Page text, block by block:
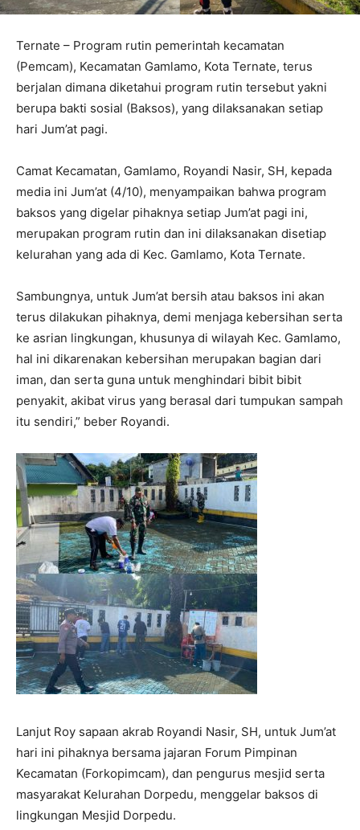
Ternate – Program rutin pemerintah kecamatan
(Pemcam), Kecamatan Gamlamo, Kota Ternate, terus
berjalan dimana diketahui program rutin tersebut yakni
berupa bakti sosial (Baksos), yang dilaksanakan setiap
hari Jum’at pagi.
Camat Kecamatan, Gamlamo, Royandi Nasir, SH, kepada
media ini Jum’at (4/10), menyampaikan bahwa program
baksos yang digelar pihaknya setiap Jum’at pagi ini,
merupakan program rutin dan ini dilaksanakan disetiap
kelurahan yang ada di Kec. Gamlamo, Kota Ternate.
Sambungnya, untuk Jum’at bersih atau baksos ini akan
terus dilakukan pihaknya, demi menjaga kebersihan serta
ke asrian lingkungan, khusunya di wilayah Kec. Gamlamo,
hal ini dikarenakan kebersihan merupakan bagian dari
iman, dan serta guna untuk menghindari bibit bibit
penyakit, akibat virus yang berasal dari tumpukan sampah
itu sendiri,” beber Royandi.
Lanjut Roy sapaan akrab Royandi Nasir, SH, untuk Jum’at
hari ini pihaknya bersama jajaran Forum Pimpinan
Kecamatan (Forkopimcam), dan pengurus mesjid serta
masyarakat Kelurahan Dorpedu, menggelar baksos di
lingkungan Mesjid Dorpedu.